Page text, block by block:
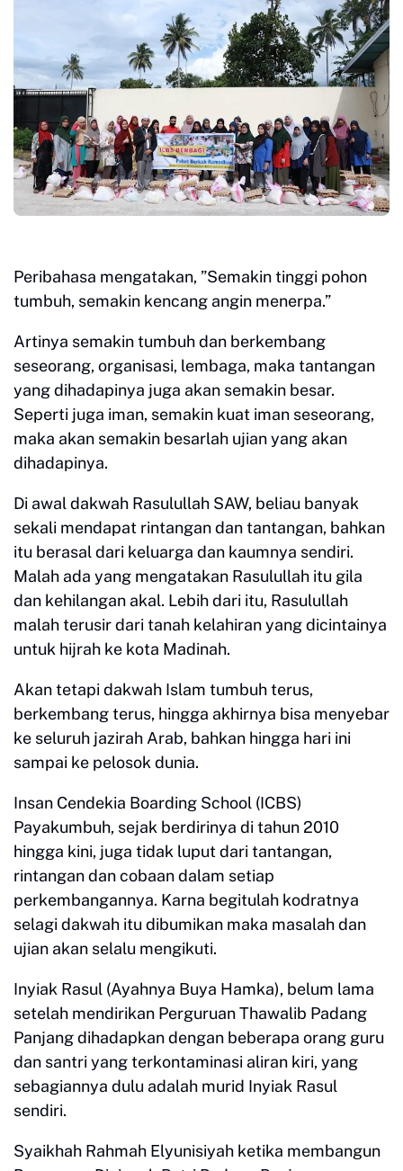
Peribahasa mengatakan, ”Semakin tinggi pohon
tumbuh, semakin kencang angin menerpa.”
Artinya semakin tumbuh dan berkembang
seseorang, organisasi, lembaga, maka tantangan
yang dihadapinya juga akan semakin besar.
Seperti juga iman, semakin kuat iman seseorang,
maka akan semakin besarlah ujian yang akan
dihadapinya.
Di awal dakwah Rasulullah SAW, beliau banyak
sekali mendapat rintangan dan tantangan, bahkan
itu berasal dari keluarga dan kaumnya sendiri.
Malah ada yang mengatakan Rasulullah itu gila
dan kehilangan akal. Lebih dari itu, Rasulullah
malah terusir dari tanah kelahiran yang dicintainya
untuk hijrah ke kota Madinah.
Akan tetapi dakwah Islam tumbuh terus,
berkembang terus, hingga akhirnya bisa menyebar
ke seluruh jazirah Arab, bahkan hingga hari ini
sampai ke pelosok dunia.
Insan Cendekia Boarding School (ICBS)
Payakumbuh, sejak berdirinya di tahun 2010
hingga kini, juga tidak luput dari tantangan,
rintangan dan cobaan dalam setiap
perkembangannya. Karna begitulah kodratnya
selagi dakwah itu dibumikan maka masalah dan
ujian akan selalu mengikuti.
Inyiak Rasul (Ayahnya Buya Hamka), belum lama
setelah mendirikan Perguruan Thawalib Padang
Panjang dihadapkan dengan beberapa orang guru
dan santri yang terkontaminasi aliran kiri, yang
sebagiannya dulu adalah murid Inyiak Rasul
sendiri.
Syaikhah Rahmah Elyunisiyah ketika membangun